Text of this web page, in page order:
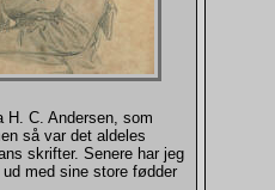
H. C. Andersen, som
så var det aldeles
skrifter. Senere har jeg
med sine store fødder